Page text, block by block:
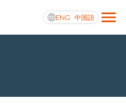
ENG 中国語